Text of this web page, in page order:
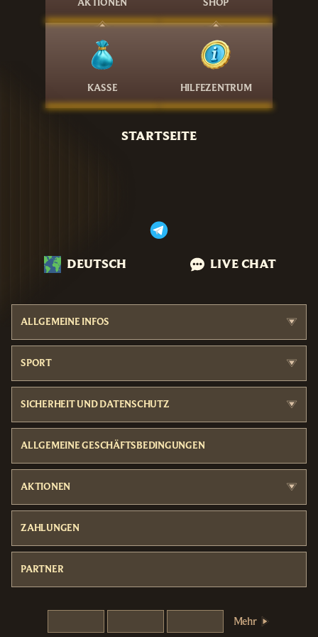
AKTIONEN SHOP
KASSE HILFEZENTRUM
STARTSEITE
DEUTSCH LIVE CHAT
ALLGEMEINE INFOS
SPORT
SICHERHEIT UND DATENSCHUTZ
ALLGEMEINE GESCHÄFTSBEDINGUNGEN
AKTIONEN
ZAHLUNGEN
PARTNER
Mehr